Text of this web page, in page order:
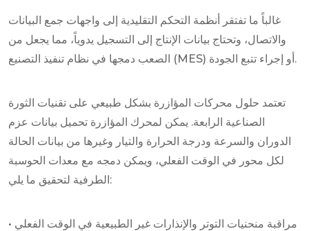
غالباً ما تفتقر أنظمة التحكم التقليدية إلى واجهات جمع البيانات
والاتصال، وتحتاج بيانات الإنتاج إلى التسجيل يدوياً، مما يجعل من
الصعب دمجها في نظام تنفيذ التصنيع (MES) أو إجراء تتبع الجودة.
تعتمد حلول محركات المؤازرة بشكل طبيعي على تقنيات الثورة
الصناعية الرابعة. يمكن لمحرك المؤازرة تحميل بيانات عزم
الدوران والسرعة ودرجة الحرارة والتيار وغيرها من بيانات الحالة
لكل محور في الوقت الفعلي، ويمكن دمجه مع معدات الحوسبة
الطرفية لتحقيق ما يلي:
• مراقبة منحنيات التوتر والإنذارات غير الطبيعية في الوقت الفعلي